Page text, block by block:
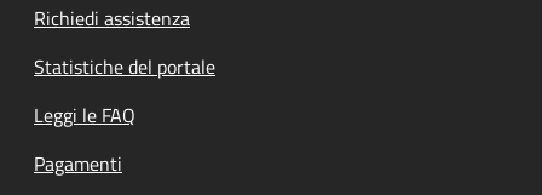
Richiedi assistenza
Statistiche del portale
Leggi le FAQ
Pagamenti